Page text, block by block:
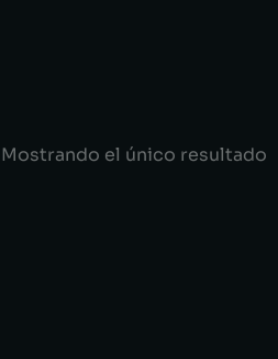
Mostrando el único resultado